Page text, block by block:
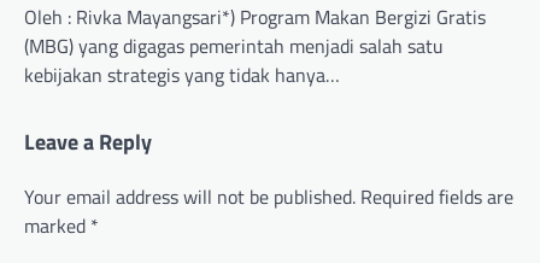
Oleh : Rivka Mayangsari*) Program Makan Bergizi Gratis
(MBG) yang digagas pemerintah menjadi salah satu
kebijakan strategis yang tidak hanya…
Leave a Reply
Your email address will not be published. Required fields are
marked *